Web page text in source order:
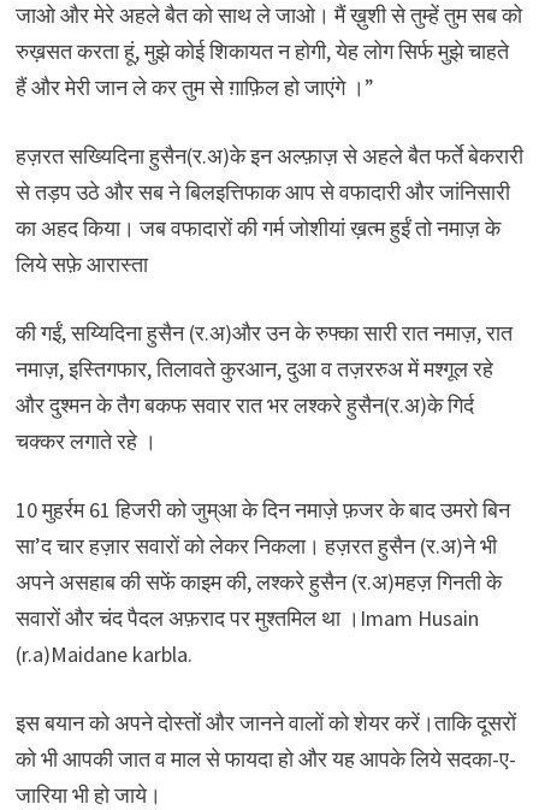
जाओ और मेरे अहले बैत को साथ ले जाओ। मैं ख़ुशी से तुम्हें तुम सब को
रुख़सत करता हूं, मुझे कोई शिकायत न होगी, येह लोग सिर्फ मुझे चाहते
हैं और मेरी जान ले कर तुम से ग़ाफ़िल हो जाएंगे ।”
हज़रत सख्यिदिना हुसैन(र.अ)के इन अल्फ़ाज़ से अहले बैत फर्ते बेकरारी
से तड़प उठे और सब ने बिलइत्तिफाक आप से वफादारी और जांनिसारी
का अहद किया। जब वफादारों की गर्म जोशीयां ख़त्म हुईं तो नमाज़ के
लिये सफ़े आरास्ता
की गईं, सय्यिदिना हुसैन (र.अ)और उन के रुफ्का सारी रात नमाज़, रात
नमाज़, इस्तिगफार, तिलावते कुरआन, दुआ व तज़ररुअ में मश्गूल रहे
और दुश्मन के तैग बकफ सवार रात भर लश्करे हुसैन(र.अ)के गिर्द
चक्कर लगाते रहे ।
10 मुहर्रम 61 हिजरी को जुम्आ के दिन नमाज़े फ़जर के बाद उमरो बिन
सा’द चार हज़ार सवारों को लेकर निकला। हज़रत हुसैन (र.अ)ने भी
अपने असहाब की सफें काइम की, लश्करे हुसैन (र.अ)महज़ गिनती के
सवारों और चंद पैदल अफ़राद पर मुश्तमिल था ।Imam Husain
(r.a)Maidane karbla.
इस बयान को अपने दोस्तों और जानने वालों को शेयर करें।ताकि दूसरों
को भी आपकी जात व माल से फायदा हो और यह आपके लिये सदका-ए-
जारिया भी हो जाये।